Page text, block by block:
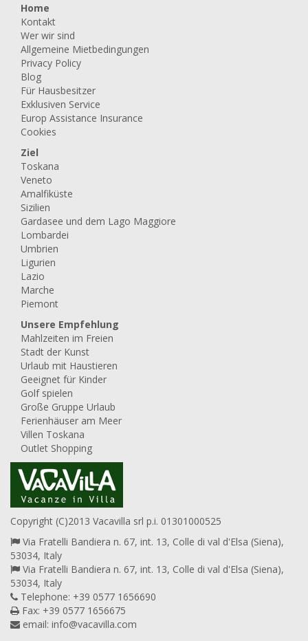
Home
Kontakt
Wer wir sind
Allgemeine Mietbedingungen
Privacy Policy
Blog
Für Hausbesitzer
Exklusiven Service
Europ Assistance Insurance
Cookies
Ziel
Toskana
Veneto
Amalfiküste
Sizilien
Gardasee und dem Lago Maggiore
Lombardei
Umbrien
Ligurien
Lazio
Marche
Piemont
Unsere Empfehlung
Mahlzeiten im Freien
Stadt der Kunst
Urlaub mit Haustieren
Geeignet für Kinder
Golf spielen
Große Gruppe Urlaub
Ferienhäuser am Meer
Villen Toskana
Outlet Shopping
Copyright (C)2013 Vacavilla srl p.i. 01301000525
Via Fratelli Bandiera n. 67, int. 13, Colle di val d'Elsa (Siena),
53034, Italy
Via Fratelli Bandiera n. 67, int. 13, Colle di val d'Elsa (Siena),
53034, Italy
Telephone: +39 0577 1656690
Fax: +39 0577 1656675
email: info@vacavilla.com